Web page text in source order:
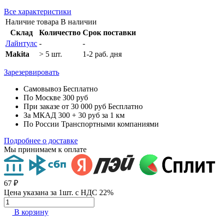
Все характеристики
Наличие товара В наличии
Склад
Количество Срок поставки
Лайнтулс -
-
Makita
> 5 шт. 1-2 раб. дня
Зарезервировать
Самовывоз Бесплатно
По Москве 300 руб
При заказе от 30 000 руб Бесплатно
За МКАД 300 + 30 руб за 1 км
По России Транспортными компаниями
Подробнее о доставке
Мы принимаем к оплате
67 ₽
Цена указана за 1шт. с НДС 22%
В корзину